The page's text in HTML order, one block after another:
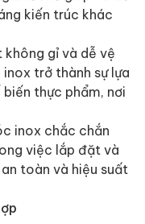
kiến trúc khác
không gỉ và dễ vệ
trở thành sự lựa
thực phẩm, nơi
inox chắc chắn
việc lắp đặt và
toàn và hiệu suất